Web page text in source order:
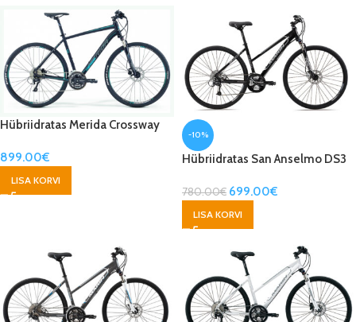
Hübriidratas Merida Crossway
899.00€
LISA KORVI
-10%
Hübriidratas San Anselmo DS3
780.00€ 699.00€
LISA KORVI